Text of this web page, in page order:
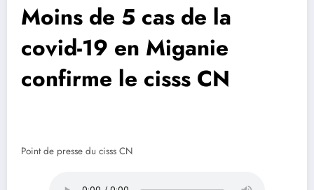
Moins de 5 cas de la
covid-19 en Miganie
confirme le cisss CN
Point de presse du cisss CN